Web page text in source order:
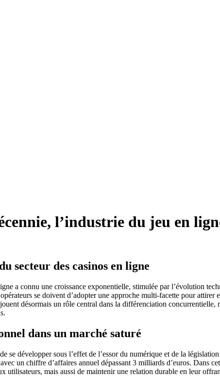
l’industrie du jeu en
secteur des casinos en ligne
a connu une croissance exponentielle, stimulée par l’évolution
se doivent d’adopter une approche multi-facette pour
désormais un rôle central dans la différenciation
dans un marché saturé
se développer sous l’effet de l’essor du numérique et de la
un chiffre d’affaires annuel dépassant 3 milliards d’euros. Dans
utilisateurs, mais aussi de maintenir une relation durable en leur